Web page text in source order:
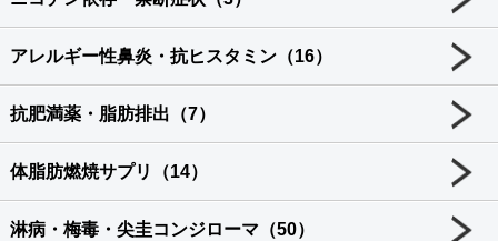
アレルギー性鼻炎・抗ヒスタミン（16）
抗肥満薬・脂肪排出（7）
体脂肪燃焼サプリ（14）
淋病・梅毒・尖圭コンジローマ（50）